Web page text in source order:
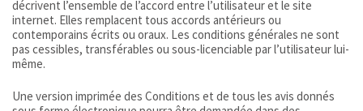
décrivent l’ensemble de l’accord entre l’utilisateur et le site
internet. Elles remplacent tous accords antérieurs ou
contemporains écrits ou oraux. Les conditions générales ne sont
pas cessibles, transférables ou sous-licenciable par l’utilisateur lui-
même.
Une version imprimée des Conditions et de tous les avis donnés